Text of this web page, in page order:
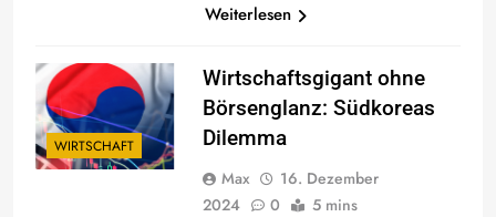
Weiterlesen
WIRTSCHAFT
Wirtschaftsgigant ohne
Börsenglanz: Südkoreas
Dilemma
Max
16. Dezember
2024
0 5 mins